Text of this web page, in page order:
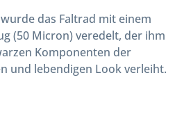
das Faltrad mit einem
(50 Micron) veredelt, der ihm
Komponenten der
und lebendigen Look verleiht.